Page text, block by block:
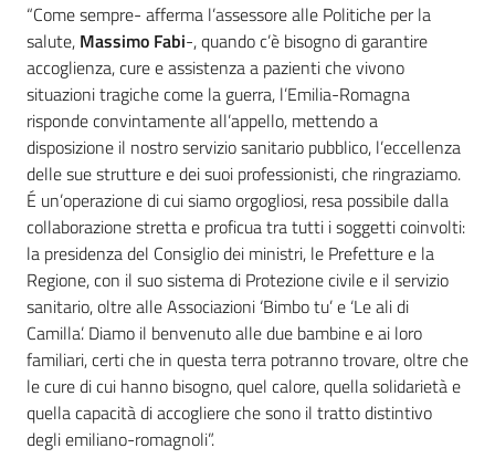
“Come sempre- afferma l’assessore alle Politiche per la
salute, Massimo Fabi-, quando c’è bisogno di garantire
accoglienza, cure e assistenza a pazienti che vivono
situazioni tragiche come la guerra, l’Emilia-Romagna
risponde convintamente all’appello, mettendo a
disposizione il nostro servizio sanitario pubblico, l’eccellenza
delle sue strutture e dei suoi professionisti, che ringraziamo.
É un’operazione di cui siamo orgogliosi, resa possibile dalla
collaborazione stretta e proficua tra tutti i soggetti coinvolti:
la presidenza del Consiglio dei ministri, le Prefetture e la
Regione, con il suo sistema di Protezione civile e il servizio
sanitario, oltre alle Associazioni ‘Bimbo tu’ e ‘Le ali di
Camilla’. Diamo il benvenuto alle due bambine e ai loro
familiari, certi che in questa terra potranno trovare, oltre che
le cure di cui hanno bisogno, quel calore, quella solidarietà e
quella capacità di accogliere che sono il tratto distintivo
degli emiliano-romagnoli”.